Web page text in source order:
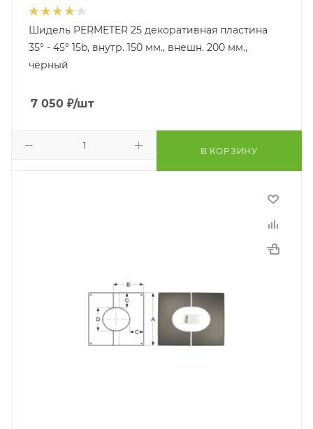
Шидель PERMETER 25 декоративная пластина
35° - 45° 15b, внутр. 150 мм., внешн. 200 мм.,
чёрный
7 050 ₽/шт
В КОРЗИНУ